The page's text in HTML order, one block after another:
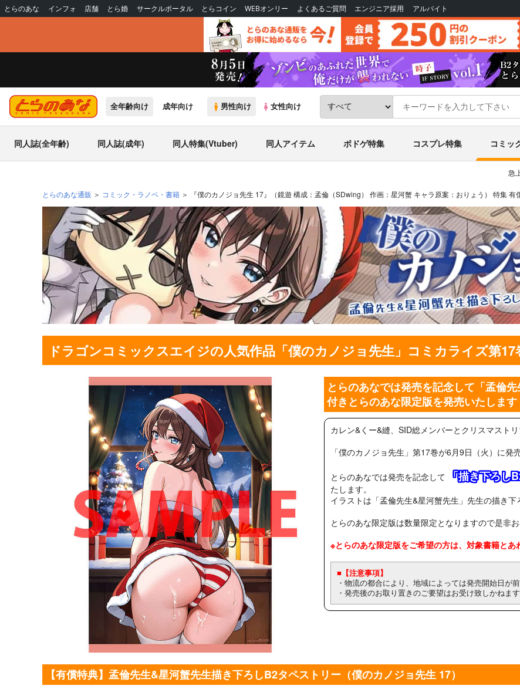
とらのあな インフォ 店舗 とら婚 サークルポータル とらコイン WEBオンリー よくあるご質問 エンジニア採用 アルバイト
全年齢向け 成年向け 男性向け 女性向け
同人誌(全年齢) 同人誌(成年) 同人特集(Vtuber) 同人アイテム ボドゲ特集 コスプレ特集 コミッ
急
とらのあな通販 コミック・ラノベ・書籍 『僕のカノジョ先生 17』（鏡遊 構成：孟倫（SDwing） 作画：星河蟹 キャラ原案：おりょう） 特集
ドラゴンコミックスエイジの人気作品「僕のカノジョ先生」コミカライズ第17
とらのあなでは発売を記念して「孟倫
付きとらのあな限定版を発売いたします
カレン&くー&縫、SID総メンバーとクリスマスト
「僕のカノジョ先生」第17巻が6月9日（火）に発
とらのあなでは発売を記念して 「描き下ろし
たします。
イラストは「孟倫先生&星河蟹先生」先生の描き下
とらのあな限定版は数量限定となりますので是非
※とらのあな限定版をご希望の方は、対象書籍とあ
■【注意事項】
・物流の都合により、地域によっては発売開始日が
・発売後のお取り置きのご要望はお受け致しかねま
【有償特典】孟倫先生&星河蟹先生描き下ろしB2タペストリー（僕のカノジョ先生 17）